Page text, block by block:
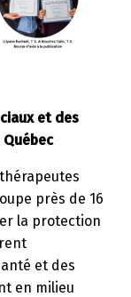
et des
près de 16
la protection
et des
en milieu